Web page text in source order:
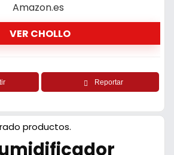
Amazon.es
VER CHOLLO
Reportar
productos.